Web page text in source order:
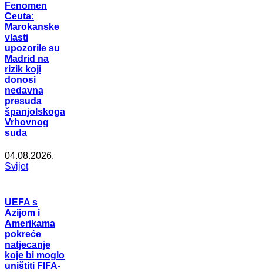
Fenomen
Ceuta:
Marokanske
vlasti
upozorile su
Madrid na
rizik koji
donosi
nedavna
presuda
španjolskoga
Vrhovnog
suda
04.08.2026.
Svijet
UEFA s
Azijom i
Amerikama
pokreće
natjecanje
koje bi moglo
uništiti FIFA-